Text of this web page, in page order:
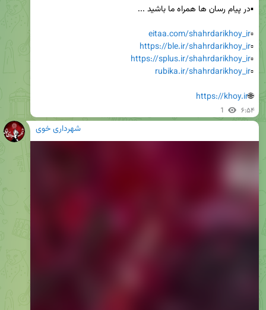
▫️
eitaa.com/shahrdarikhoy_ir
▫️
https://ble.ir/shahrdarikhoy_ir
▫️
https://splus.ir/shahrdarikhoy_ir
▫️
rubika.ir/shahrdarikhoy_ir
🌐
https://khoy.ir
1 ۶:۵۴
شهرداری خوی